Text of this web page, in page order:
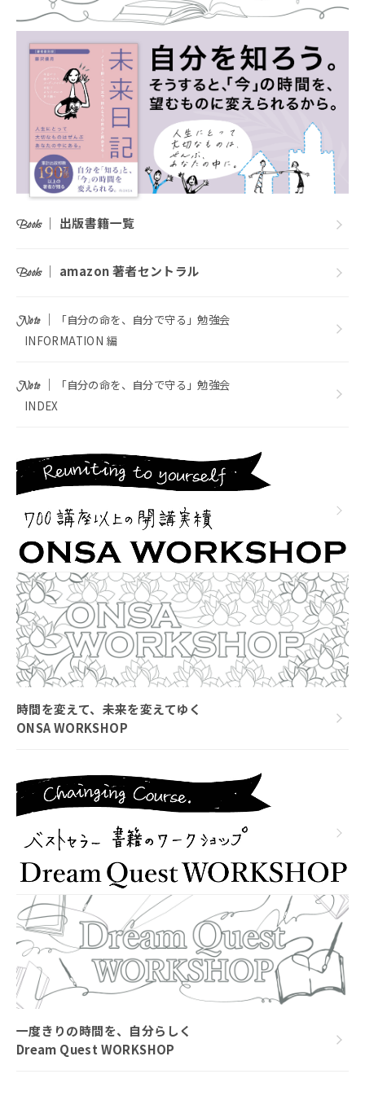
Books｜ 出版書籍一覧
Books｜ amazon 著者セントラル
Note｜
「自分の命を、自分で守る」勉強会
INFORMATION 編
Note｜
「自分の命を、自分で守る」勉強会
INDEX
時間を変えて、未来を変えてゆく
ONSA WORKSHOP
一度きりの時間を、自分らしく
Dream Quest WORKSHOP